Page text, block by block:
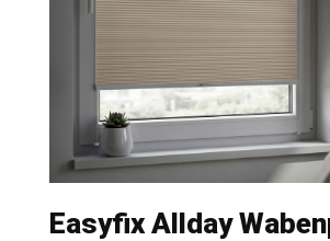
Easyfix Allday